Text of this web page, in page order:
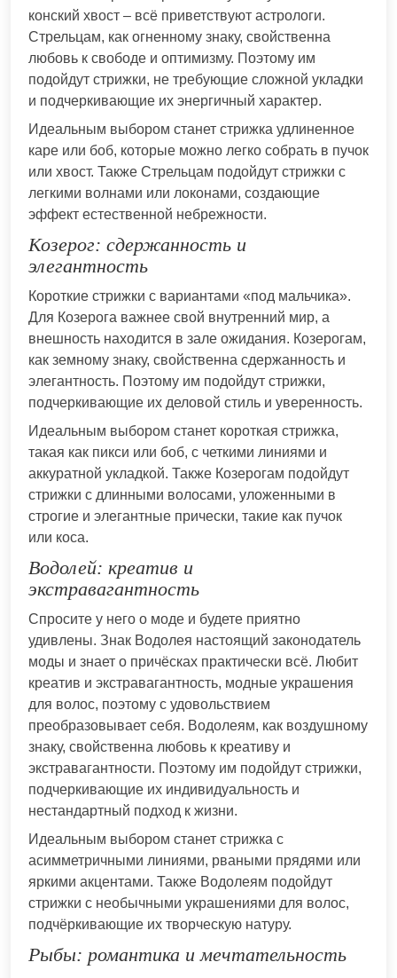
конский хвост – всё приветствуют астрологи.
Стрельцам, как огненному знаку, свойственна
любовь к свободе и оптимизму. Поэтому им
подойдут стрижки, не требующие сложной укладки
и подчеркивающие их энергичный характер.
Идеальным выбором станет стрижка удлиненное
каре или боб, которые можно легко собрать в пучок
или хвост. Также Стрельцам подойдут стрижки с
легкими волнами или локонами, создающие
эффект естественной небрежности.
Козерог: сдержанность и
элегантность
Короткие стрижки с вариантами «под мальчика».
Для Козерога важнее свой внутренний мир, а
внешность находится в зале ожидания. Козерогам,
как земному знаку, свойственна сдержанность и
элегантность. Поэтому им подойдут стрижки,
подчеркивающие их деловой стиль и уверенность.
Идеальным выбором станет короткая стрижка,
такая как пикси или боб, с четкими линиями и
аккуратной укладкой. Также Козерогам подойдут
стрижки с длинными волосами, уложенными в
строгие и элегантные прически, такие как пучок
или коса.
Водолей: креатив и
экстравагантность
Спросите у него о моде и будете приятно
удивлены. Знак Водолея настоящий законодатель
моды и знает о причёсках практически всё. Любит
креатив и экстравагантность, модные украшения
для волос, поэтому с удовольствием
преобразовывает себя. Водолеям, как воздушному
знаку, свойственна любовь к креативу и
экстравагантности. Поэтому им подойдут стрижки,
подчеркивающие их индивидуальность и
нестандартный подход к жизни.
Идеальным выбором станет стрижка с
асимметричными линиями, рваными прядями или
яркими акцентами. Также Водолеям подойдут
стрижки с необычными украшениями для волос,
подчёркивающие их творческую натуру.
Рыбы: романтика и мечтательность